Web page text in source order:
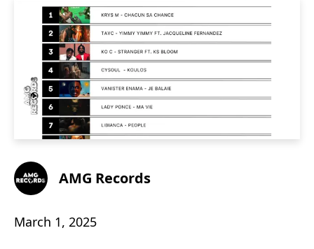
AMG Records
March 1, 2025